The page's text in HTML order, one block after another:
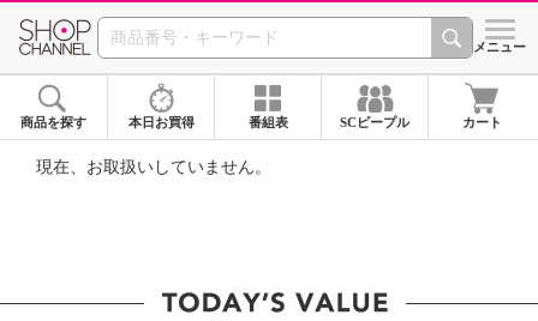
SHOP CHANNEL ショッ
メニュー
商品を探す 本日お買得 番組表 SCピープル カート
現在、お取扱いしていません。